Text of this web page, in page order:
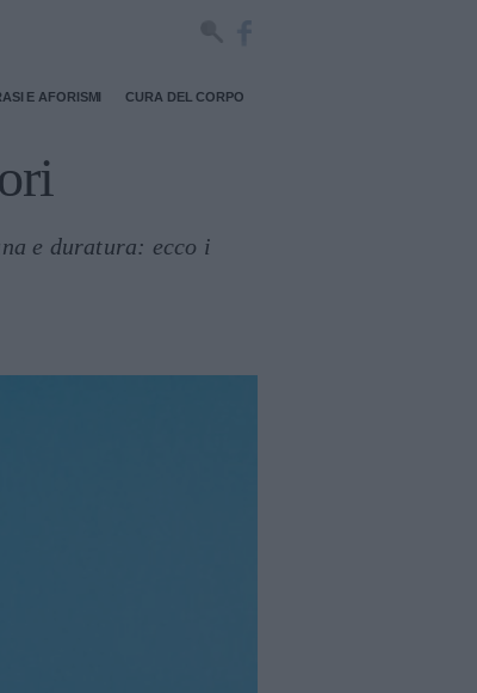
E AFORISMI CURA DEL CORPO
e duratura: ecco i